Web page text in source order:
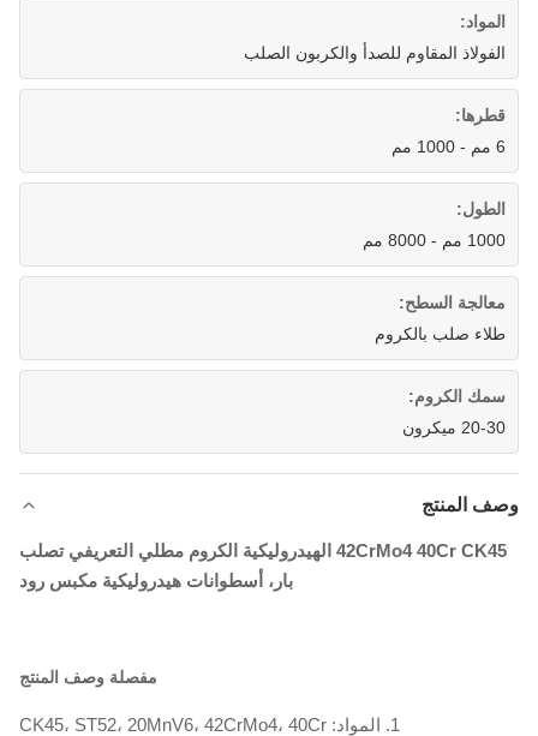
المواد:
الفولاذ المقاوم للصدأ والكربون الصلب
قطرها:
6 مم - 1000 مم
الطول:
1000 مم - 8000 مم
معالجة السطح:
طلاء صلب بالكروم
سمك الكروم:
20-30 ميكرون
وصف المنتج
42CrMo4 40Cr CK45 الهيدروليكية الكروم مطلي التعريفي تصلب
بار، أسطوانات هيدروليكية مكبس رود
مفصلة وصف المنتج
1. المواد: CK45، ST52، 20MnV6، 42CrMo4، 40Cr